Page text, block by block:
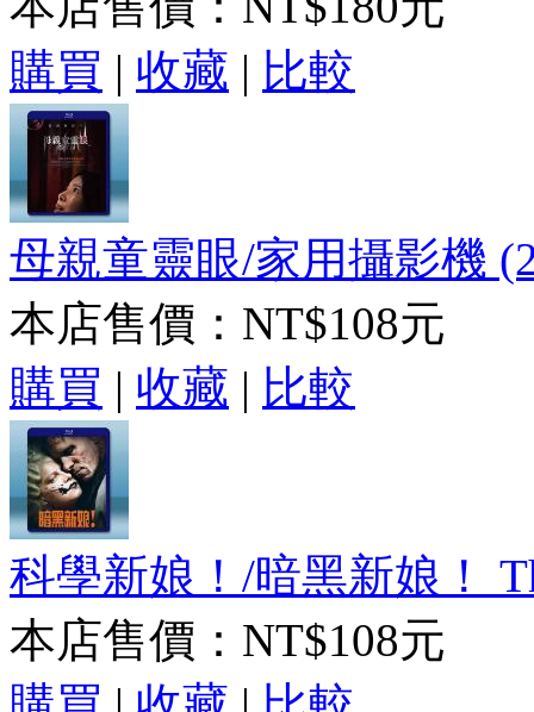
購買 | 收藏 | 比較
母親童靈眼/家用攝影機
本店售價： NT$108元
購買 | 收藏 | 比較
科學新娘！/暗黑新娘！
本店售價： NT$108元